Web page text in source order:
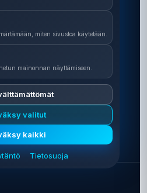
vie aikaa
0 €
on ilmainen
miten sivustoa käytetään.
mainonnan näyttämiseen.
valitut
kaikki
Tietosuoja